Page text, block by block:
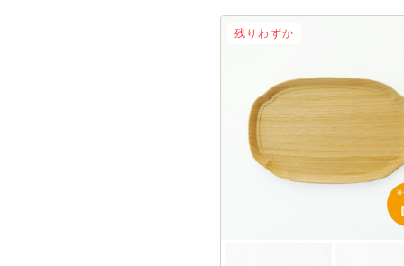
残りわずか